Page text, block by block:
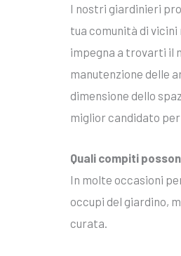
I nostri giardinieri
tua comunità di vicini
impegna a trovarti il
manutenzione delle
dimensione dello
miglior candidato per
Quali compiti
In molte occasioni
occupi del giardino,
curata.